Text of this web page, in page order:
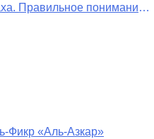
Правильное понимание
Фикр «Аль-Азкар»